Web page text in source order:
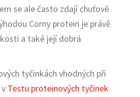
se ale často zdají chuťově
Corny protein je právě
a také její dobrá
tyčinkách vhodných při
Testu proteinových tyčinek